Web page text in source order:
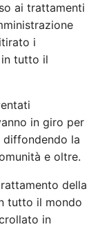
ai trattamenti
i
tutto il
in giro per
diffondendo la
e oltre.
della
tutto il mondo
in